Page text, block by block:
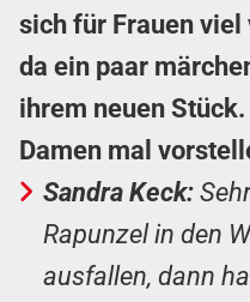
sich für Frauen
da ein paar
ihrem neuen
Damen mal
Sandra Keck:
Rapunzel in den
ausfallen, dann